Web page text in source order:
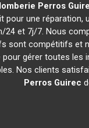
Perros
pour une réparation,
24 et 7j/7. Nous
sont compétitifs et
pour gérer toutes les
Nos clients
Perros Guirec